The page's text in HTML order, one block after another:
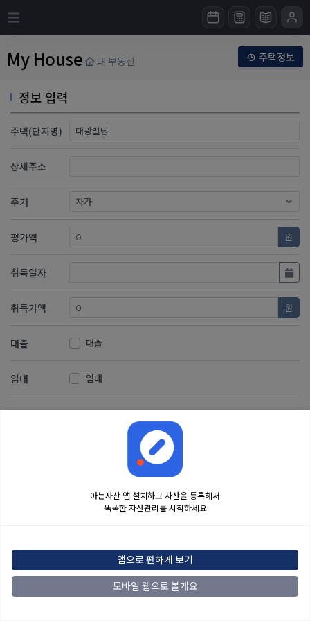
My House 내 부동산 주택정보
정보 입력
주택(단지명)
상세주소
주거
평가액 원
취득일자
취득가액 원
대출 대출
임대 임대
저장 취소
아는자산 앱 설치하고 자산을 등록해서
똑똑한 자산관리를 시작하세요
앱으로 편하게 보기
모바일 웹으로 볼게요
결정 및 책임은 전적으로 이용자에게 있습니다.